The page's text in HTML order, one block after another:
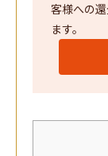
客様への
ます。